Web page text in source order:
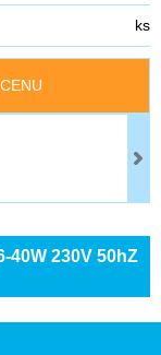
ks
40W 230V 50hZ